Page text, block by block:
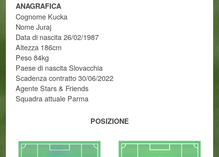
ANAGRAFICA
Cognome Kucka
Nome Juraj
Data di nascita 26/02/1987
Altezza 186cm
Peso 84kg
Paese di nascita Slovacchia
Scadenza contratto 30/06/2022
Agente Stars & Friends
Squadra attuale Parma
POSIZIONE